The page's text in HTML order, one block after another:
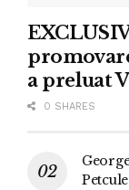
a preluat
0 SHARES